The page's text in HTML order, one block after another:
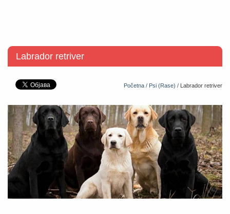
Labrador retriver
Početna / Psi (Rase) / Labrador retriver